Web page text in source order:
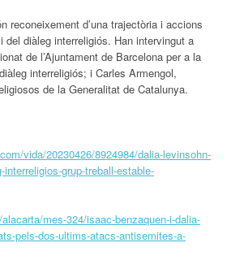
reconeixement d’una trajectòria i accions
diàleg interreligiós. Han intervingut a
de l’Ajuntament de Barcelona per a la
interreligiós; i Carles Armengol,
de la Generalitat de Catalunya.
vida/20230426/8924984/dalia-levinsohn-
grup-treball-estable-
mes-324/isaac-benzaquen-i-dalia-
pels-dos-ultims-atacs-antisemites-a-